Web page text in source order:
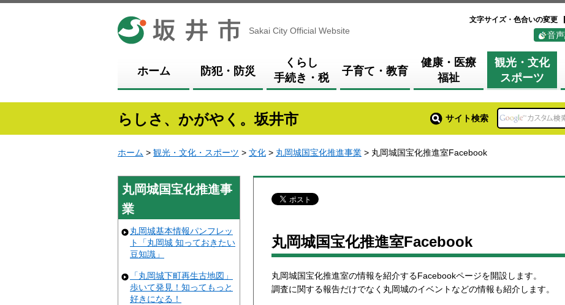
坂井市
Sakai City Official Website
文字サイズ・色合いの変更
音
ホーム 防犯・防災
くらし
手続き・税
子育て・教育
健康・医療
福祉
観光・文化
スポーツ
らしさ、かがやく。坂井市 サイト検索
ホーム > 観光・文化・スポーツ > 文化 > 丸岡城国宝化推進事業 > 丸岡城国宝化推進室Facebook
丸岡城国宝化推進事
業
丸岡城基本情報パンフレッ
ト「丸岡城 知っておきたい
豆知識」
「丸岡城下町再生古地図」
歩いて発見！知ってもっと
好きになる！
丸岡城国宝化推進室Facebook
丸岡城国宝化推進室の情報を紹介するFacebookページを開設します。
調査に関する報告だけでなく丸岡城のイベントなどの情報も紹介します。